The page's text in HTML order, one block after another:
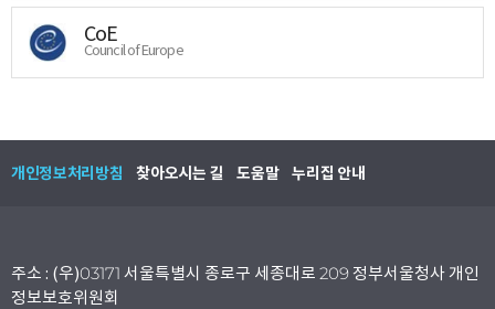
CoE
Council of Europe
개인정보처리방침 찾아오시는 길 도움말 누리집 안내
주소 : (우)03171 서울특별시 종로구 세종대로 209 정부서울청사 개인
정보보호위원회